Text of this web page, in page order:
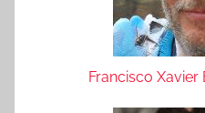
Francisco